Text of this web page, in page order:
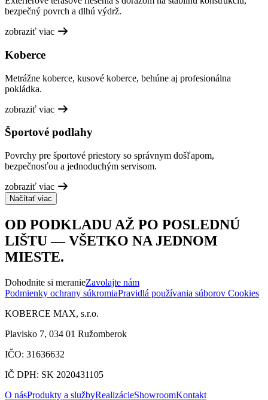
bezpečný povrch a dlhú výdrž.
zobraziť viac
Koberce
Metrážne koberce, kusové koberce, behúne aj profesionálna
pokládka.
zobraziť viac
Športové podlahy
Povrchy pre športové priestory so správnym došľapom,
bezpečnosťou a jednoduchým servisom.
zobraziť viac
Načítať viac
OD PODKLADU AŽ PO POSLEDNÚ
LIŠTU — VŠETKO NA JEDNOM
MIESTE.
Dohodnite si meranieZavolajte nám
Podmienky ochrany súkromiaPravidlá používania súborov Cookies
KOBERCE MAX, s.r.o.
Plavisko 7, 034 01 Ružomberok
IČO: 31636632
IČ DPH: SK 2020431105
O násProdukty a službyRealizácieShowroomKontakt